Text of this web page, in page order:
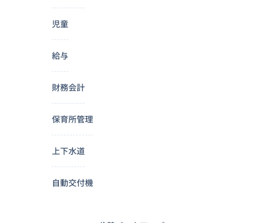
児童
給与
財務会計
保育所管理
上下水道
自動交付機